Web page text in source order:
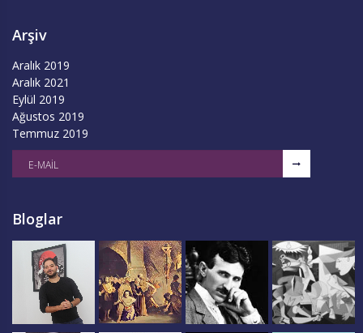
Arşiv
Aralık 2019
Aralık 2021
Eylül 2019
Ağustos 2019
Temmuz 2019
Bloglar